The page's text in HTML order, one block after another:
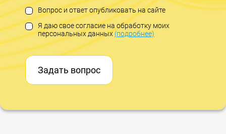
Вопрос и ответ опубликовать на сайте
Я даю свое согласие на обработку моих
персональных данных(подробнее)
Задать вопрос